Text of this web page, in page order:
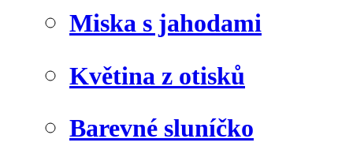
Miska s jahodami
Květina z otisků
Barevné sluníčko